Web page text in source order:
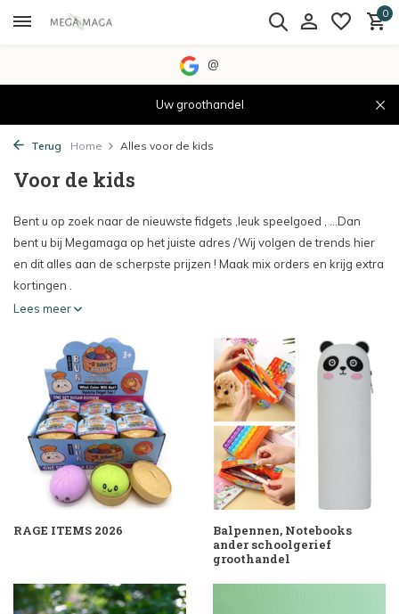
0
@
Uw groothandel
Terug Home Alles voor de kids
Voor de kids
Bent u op zoek naar de nieuwste fidgets ,leuk speelgoed , ...Dan
bent u bij Megamaga op het juiste adres /Wij volgen de trends hier
en dit alles aan de scherpste prijzen ! Maak mix orders en krijg extra
kortingen .
Lees meer
RAGE ITEMS 2026
Balpennen, Notebooks
ander schoolgerief
groothandel